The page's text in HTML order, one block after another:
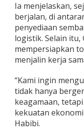
Ia menjelaskan,
berjalan, di
penyediaan
logistik. Selain itu,
mempersiapkan
menjalin kerja
“Kami ingin
tidak hanya
keagamaan,
kekuatan
Habibi.